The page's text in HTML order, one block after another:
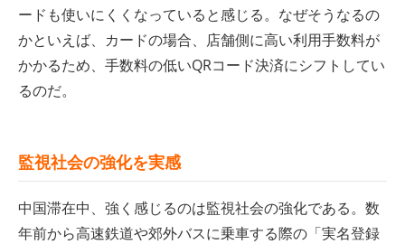
ードも使いにくくなっていると感じる。なぜそうなるの
かといえば、カードの場合、店舗側に高い利用手数料が
かかるため、手数料の低いQRコード決済にシフトしてい
るのだ。
監視社会の強化を実感
中国滞在中、強く感じるのは監視社会の強化である。数
年前から高速鉄道や郊外バスに乗車する際の「実名登録